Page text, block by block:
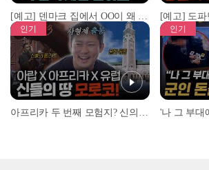
[예고] 덴마크 집에서 OO이 왜 나와...? 이상할 정도로 한국을 사랑하는 우리 형을 제보합니다!
인기 인기